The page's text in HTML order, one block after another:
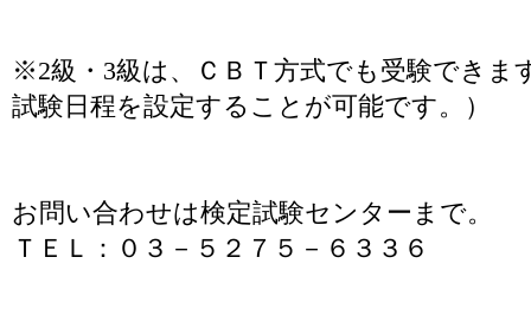
※2級・3級は、ＣＢＴ方式でも受験できま
試験日程を設定することが可能です。）
お問い合わせは検定試験センターまで。
ＴＥＬ：０３－５２７５－６３３６